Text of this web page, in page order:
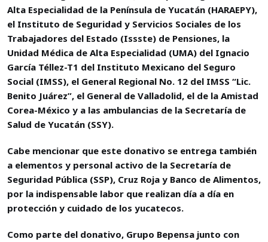
Alta Especialidad de la Península de Yucatán (HARAEPY),
el Instituto de Seguridad y Servicios Sociales de los
Trabajadores del Estado (Issste) de Pensiones, la
Unidad Médica de Alta Especialidad (UMA) del Ignacio
García Téllez-T1 del Instituto Mexicano del Seguro
Social (IMSS), el General Regional No. 12 del IMSS “Lic.
Benito Juárez”, el General de Valladolid, el de la Amistad
Corea-México y a las ambulancias de la Secretaría de
Salud de Yucatán (SSY).
Cabe mencionar que este donativo se entrega también
a elementos y personal activo de la Secretaría de
Seguridad Pública (SSP), Cruz Roja y Banco de Alimentos,
por la indispensable labor que realizan día a día en
protección y cuidado de los yucatecos.
Como parte del donativo, Grupo Bepensa junto con